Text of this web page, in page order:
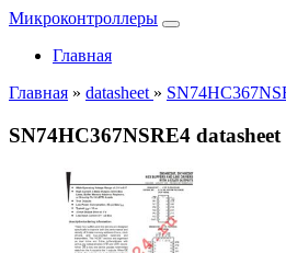
Микроконтроллеры
Главная
Главная » datasheet »
SN74HC367NSRE4 datasheet